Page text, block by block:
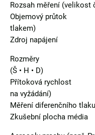
Rozsah měření
Objemový průtok
tlakem)
Zdroj napájení
Rozměry Cca.
(Š • H • D)
Přítoková
na vyžádání)
Měření
Zkušební plocha